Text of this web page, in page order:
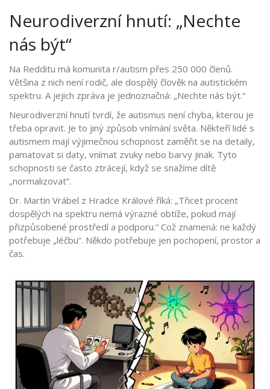
Neurodiverzní hnutí: „Nechte
nás být“
Na Redditu má komunita r/autism přes 250 000 členů.
Většina z nich není rodič, ale dospělý člověk na autistickém
spektru. A jejich zpráva je jednoznačná: „Nechte nás být.“
Neurodiverzní hnutí tvrdí, že autismus není chyba, kterou je
třeba opravit. Je to jiný způsob vnímání světa. Někteří lidé s
autismem mají výjimečnou schopnost zaměřit se na detaily,
pamatovat si daty, vnímat zvuky nebo barvy jinak. Tyto
schopnosti se často ztrácejí, když se snažíme dítě
„normalizovat“.
Dr. Martin Vrábel z Hradce Králové říká: „Třicet procent
dospělých na spektru nemá výrazné obtíže, pokud mají
přizpůsobené prostředí a podporu.“ Což znamená: ne každý
potřebuje „léčbu“. Někdo potřebuje jen pochopení, prostor a
čas.